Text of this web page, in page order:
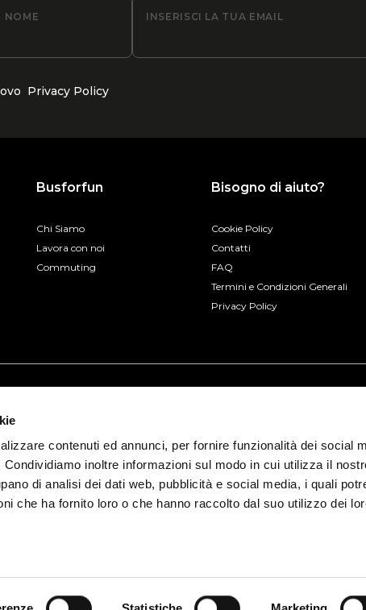
contenuti ed annunci, per fornire funzionalità dei social
inoltre informazioni sul modo in cui utilizza il
di analisi dei dati web, pubblicità e social media, i quali
che ha fornito loro o che hanno raccolto dal suo utilizzo dei
NOME INSERISCI LA TUA EMAIL
Privacy Policy
Busforfun
Chi Siamo
Lavora con noi
Commuting
Bisogno di aiuto?
Cookie Policy
Contatti
FAQ
Termini e Condizioni Generali
Privacy Policy